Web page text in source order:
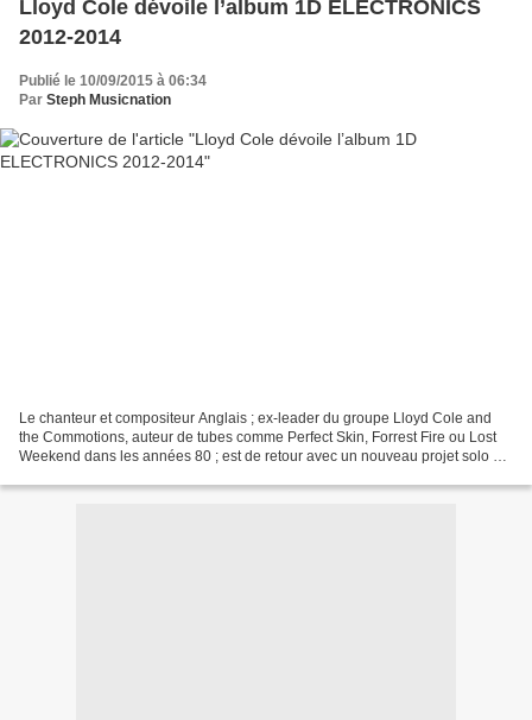
Lloyd Cole dévoile l’album 1D ELECTRONICS
2012-2014
Publié le 10/09/2015 à 06:34
Par Steph Musicnation
Le chanteur et compositeur Anglais ; ex-leader du groupe Lloyd Cole and
the Commotions, auteur de tubes comme Perfect Skin, Forrest Fire ou Lost
Weekend dans les années 80 ; est de retour avec un nouveau projet solo qui